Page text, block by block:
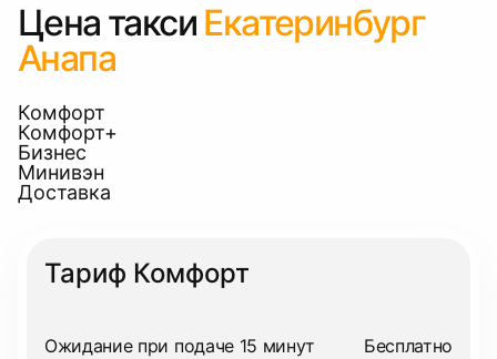
Цена такси Екатеринбург
Анапа
Комфорт
Комфорт+
Бизнес
Минивэн
Доставка
Тариф Комфорт
Ожидание при подаче 15 минут Бесплатно